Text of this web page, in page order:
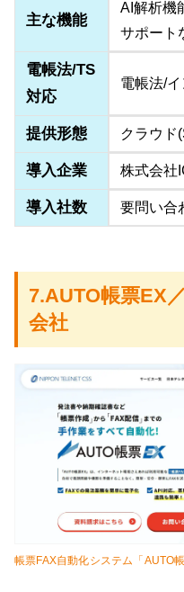
主な機能
AI解析機
サポート
電帳法/TS
対応
電帳法/
提供形態 クラウド
導入企業 株式会社
導入社数 要問い合
7.AUTO帳票EX
会社
帳票FAX自動化システム「AUTO